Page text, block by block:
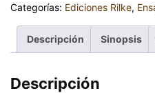
Categorías: Ediciones Rilke,
Descripción Sinopsis
Descripción